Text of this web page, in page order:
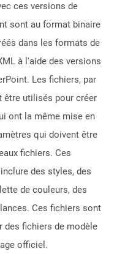
ces versions de
sont au format binaire
dans les formats de
à l'aide des versions
Les fichiers, par
être utilisés pour créer
ont la même mise en
qui doivent être
fichiers. Ces
des styles, des
de couleurs, des
Ces fichiers sont
des fichiers de modèle
officiel.